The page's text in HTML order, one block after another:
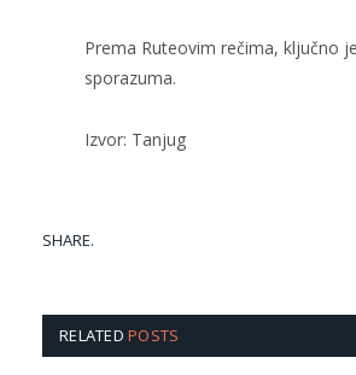
Prema Ruteovim rečima, ključno
sporazuma.
Izvor: Tanjug
SHARE.
RELATEDPOSTS